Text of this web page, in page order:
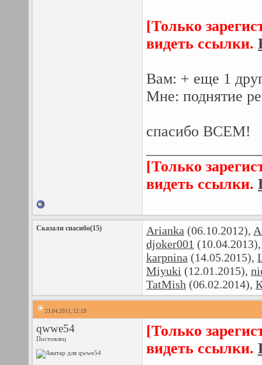
[Только
видеть ссылки.
Вам: + еще 1
Мне: поднятие
спасибо ВСЕМ!
[Только
видеть ссылки.
Сказали спасибо(15) Arianka (06.10.2012),
djoker001
karpnina (14.05.2015),
Miyuki (12.01.2015),
TatMish (06.02.2014),
21.04.2011, 12:19
qwwe54
Постоялец
[Только
видеть ссылки.